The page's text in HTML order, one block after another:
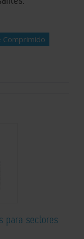
Comprimido
para sectores